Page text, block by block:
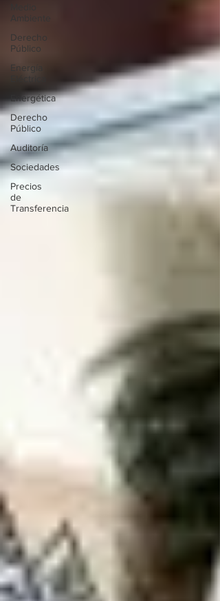
Ambiente
Derecho
Público
Energía
Energética
Derecho
Público
Auditoría
Sociedades
Precios
de
Transferencia